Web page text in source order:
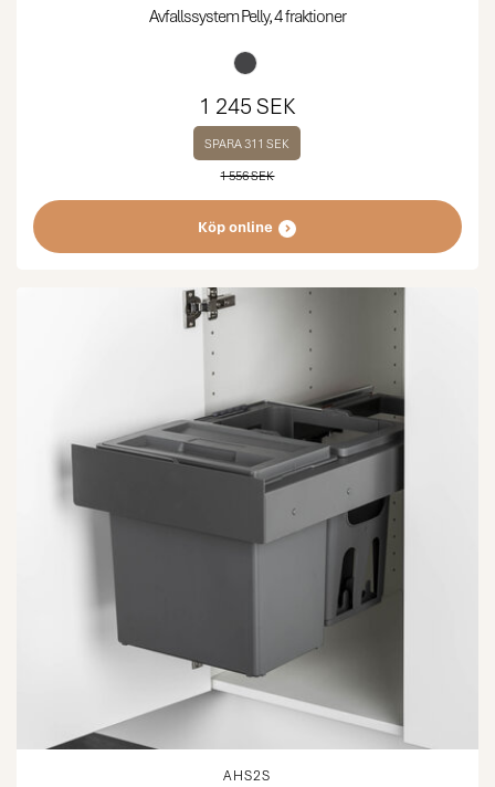
1 245 SEK
SPARA 311 SEK
1 556 SEK
Avfallssystem Pelly, 4 fraktioner
Köp online
AHS2S